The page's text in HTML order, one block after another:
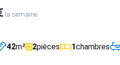
la semaine
42m² 2pièces 1chambres